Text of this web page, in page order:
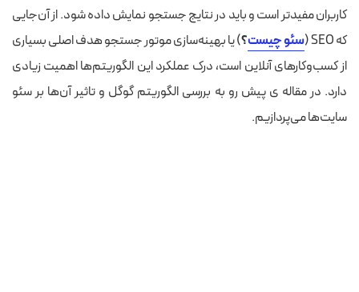
کاربران مفیدتر است و باید در نتایج جستجو نمایش داده شود. از آن‌جایی
کهSEO ( سئو چیست؟) یا بهینه‌سازی موتور جستجو هدف اصلی بسیاری
از کسب‌وکارهای آنلاین است، درک عملکرد این الگوریتم‌ها اهمیت زیادی
دارد. در مقاله ی پیش رو به بررسی الگوریتم گوگل و تاثیر آن‌ها بر سئو
سایت‌ها می‌پردازیم.